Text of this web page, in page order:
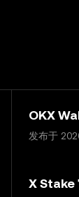
OKX
发布于
X Stake